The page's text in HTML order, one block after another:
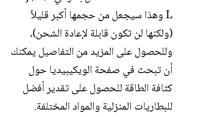
L وهذا سيجعل من حجمها أكبر قليلاً
(ولكنها لن تكون قابلة لإعادة الشحن)،
وللحصول على المزيد من التفاصيل يمكنك
أن تبحث في صفحة الويكيبيديا حول
كثافة الطاقة للحصول على تقدير أفضل
للبطاريات المنزلية والمواد المختلفة.